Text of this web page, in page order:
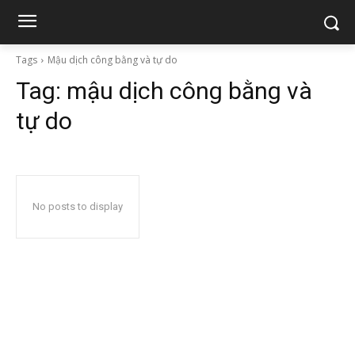
Tags Mậu dịch công bằng và tự do
Tag: mậu dịch công bằng và
tự do
No posts to display